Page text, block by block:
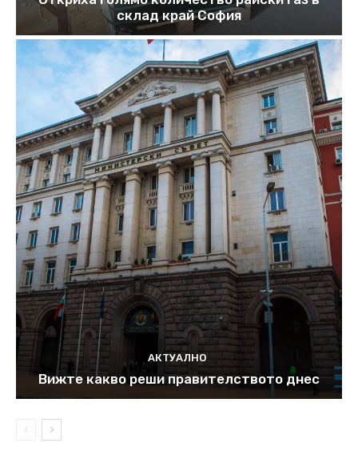
склад край София
АКТУАЛНО
Вижте какво реши правителството днес